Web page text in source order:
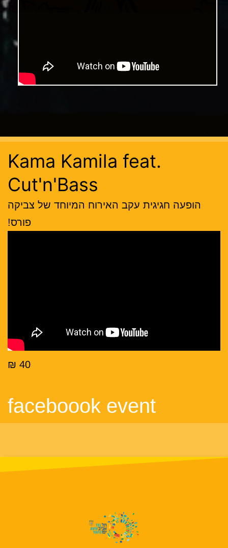
Kama Kamila feat.
Cut'n'Bass
הופעה חגיגית עקב האירוח המיוחד של צביקה
פורס!
40 ₪
faceboook event